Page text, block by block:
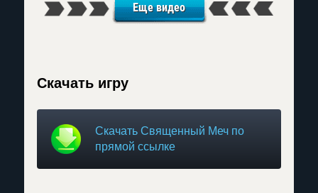
Еще видео
Скачать игру
Скачать Священный Меч по
прямой ссылке